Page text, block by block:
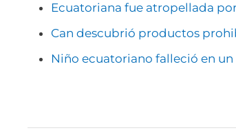
Ecuatoriana fue atropellada
Can descubrió productos
Niño ecuatoriano falleció en un